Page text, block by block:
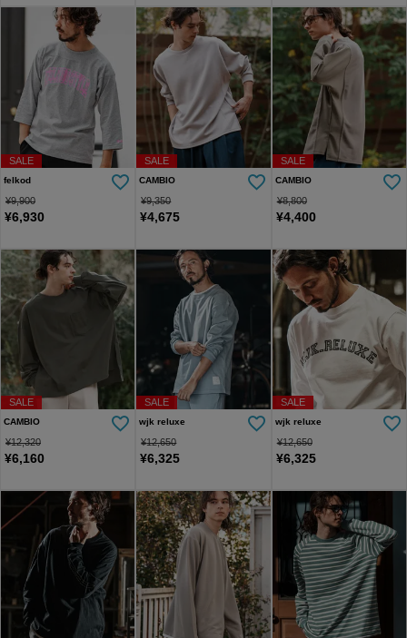
SALE
felkod
¥9,900
¥6,930
SALE
CAMBIO
¥9,350
¥4,675
SALE
CAMBIO
¥8,800
¥4,400
SALE
CAMBIO
¥12,320
¥6,160
SALE
wjk reluxe
¥12,650
¥6,325
SALE
wjk reluxe
¥12,650
¥6,325